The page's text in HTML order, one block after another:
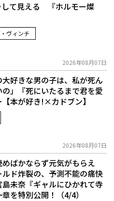
して見える 『ホルモー燦
ヴィンチ
2026年08月07日
大好きな男の子は、私が死ん
」――『死にいたるまで君を愛
【本が好き!×カドブン】
2026年08月07日
めばかならず元気がもらえ
ド炸裂の、予測不能の痛快
未奈『ギャルにひかれて寺
を特別公開！（4/4）